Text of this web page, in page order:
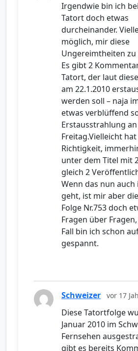
Irgendwie bin ich
Tatort doch etwas
durcheinander.
möglich, mir diese
Ungereimtheiten
Es gibt 2
Tatort, der laut
am 22.1.2010
werden soll – naja
etwas verblüffend
Erstausstrahlung
Freitag.Vielleicht
Richtigkeit,
unter dem Titel mit
gleich 2
Wenn das nun
geht, ist mir aber
Folge Nr.753 doch
Fragen über
Fall bin ich schon
gespannt.
Schweizer vor 17
Diese Tatortfolge
Januar 2010 im
Fernsehen
gibt es bereits